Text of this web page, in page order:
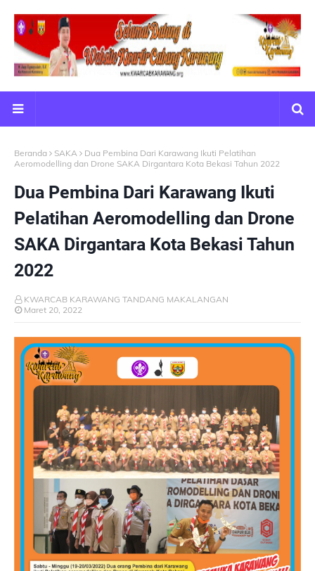
Beranda SAKA
Dua Pembina Dari Karawang Ikuti Pelatihan
Aeromodelling dan Drone SAKA Dirgantara Kota Bekasi Tahun 2022
Dua Pembina Dari Karawang Ikuti
Pelatihan Aeromodelling dan Drone
SAKA Dirgantara Kota Bekasi Tahun
2022
KWARCAB KARAWANG TANDANG MAKALANGAN
Maret 20, 2022